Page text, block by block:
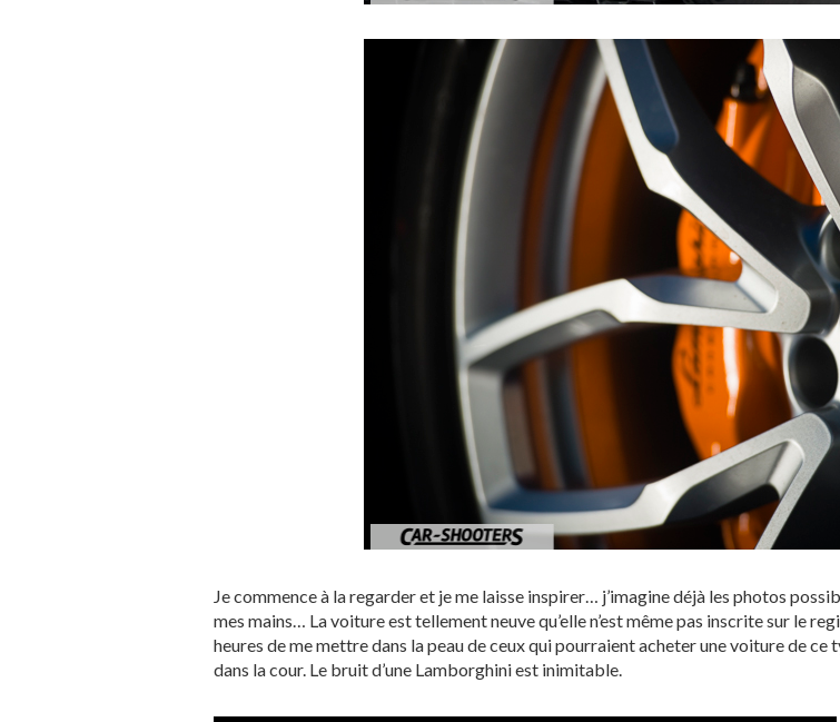
Je commence à la regarder et je me laisse inspirer… j’imagine déjà les photos
mes mains… La voiture est tellement neuve qu’elle n’est même pas inscrite sur le
heures de me mettre dans la peau de ceux qui pourraient acheter une voiture de
dans la cour. Le bruit d’une Lamborghini est inimitable.